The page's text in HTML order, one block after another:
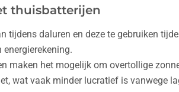
thuisbatterijen
tijdens daluren en deze te gebruiken
maken het mogelijk om overtollige
wat vaak minder lucratief is vanwege